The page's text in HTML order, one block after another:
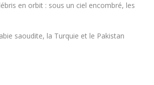
en orbit : sous un ciel encombré, les
saoudite, la Turquie et le Pakistan